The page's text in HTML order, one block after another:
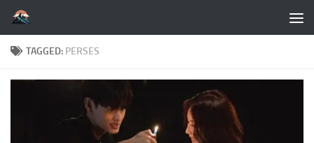
Skip to content
TAGGED: PERSES